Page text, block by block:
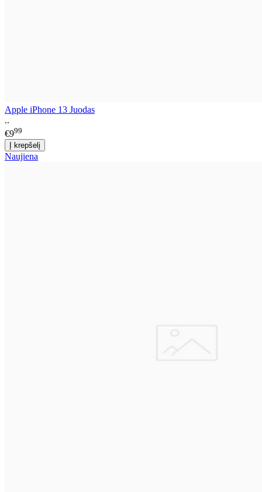
Apple iPhone 13 Juodas
..
€999
Naujiena